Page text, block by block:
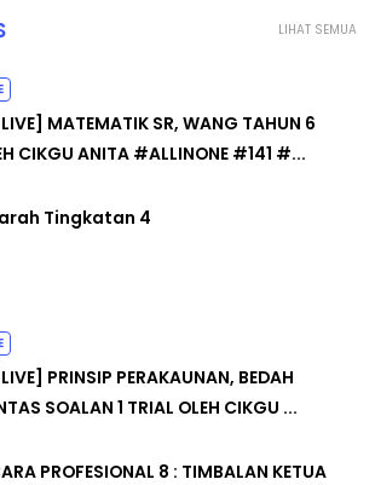
LIHAT SEMUA
MATEMATIK SR, WANG TAHUN 6
CIKGU ANITA #ALLINONE #141 #...
Tingkatan 4
PRINSIP PERAKAUNAN, BEDAH
SOALAN 1 TRIAL OLEH CIKGU ...
PROFESIONAL 8 : TIMBALAN KETUA